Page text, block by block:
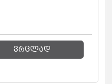
ვრცლად